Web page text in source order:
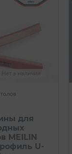
для
MEILIN
U-